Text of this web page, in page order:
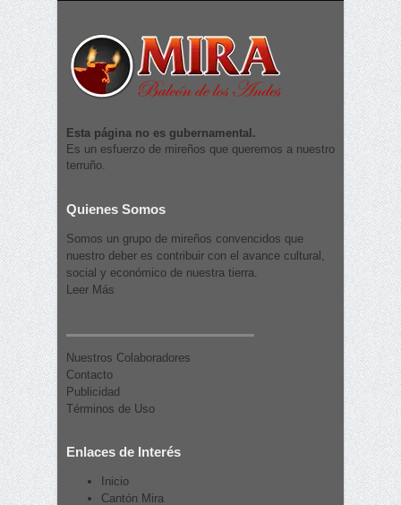
Esta página no es gubernamental.
Es un esfuerzo de mireños que queremos a nuestro
terruño.
Quienes Somos
Somos un grupo de mireños convencidos que
nuestro deber es contribuir con el avance cultural,
social y económico de nuestra tierra.
Leer Más
Nuestros Colaboradores
Contacto
Publicidad
Términos de Uso
Enlaces de Interés
Inicio
Cantón Mira